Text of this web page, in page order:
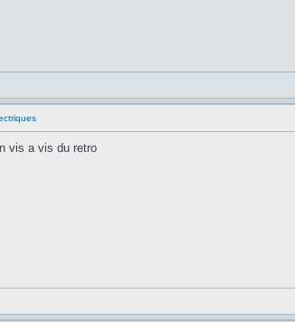
vis a vis du retro